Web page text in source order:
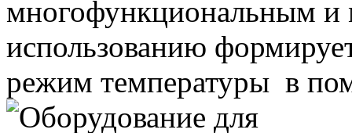
многофункциональным и
использованию
режим температуры в